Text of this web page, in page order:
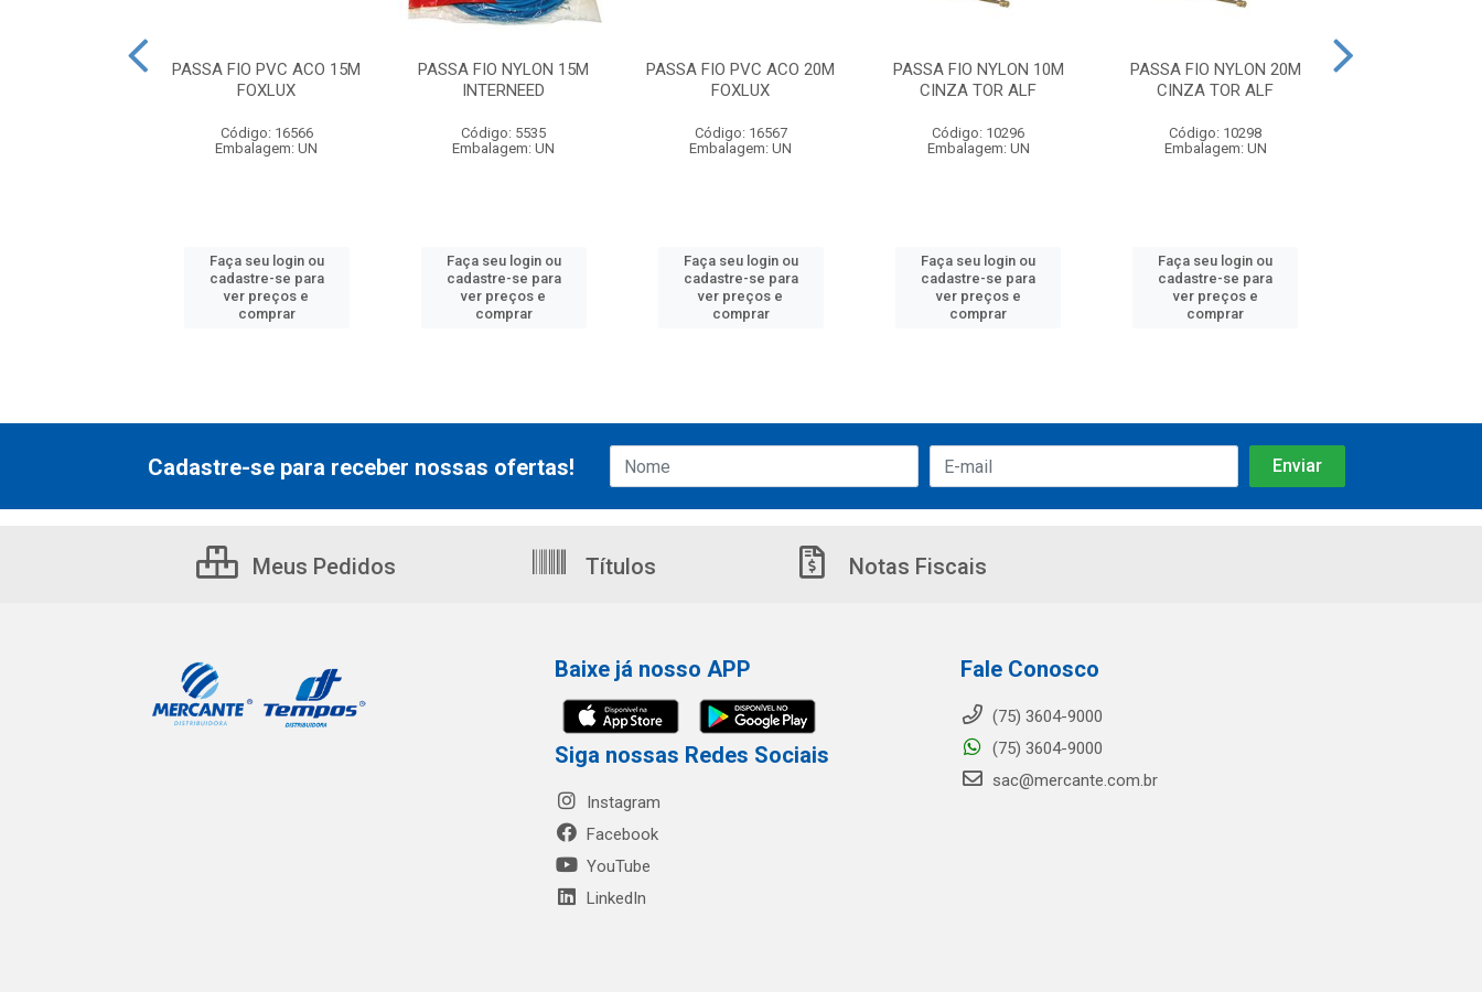
PASSA FIO PVC ACO 15M
FOXLUX
Código: 16566
Embalagem: UN
Faça seu login ou
cadastre-se para
ver preços e
comprar
PASSA FIO NYLON 15M
INTERNEED
Código: 5535
Embalagem: UN
Faça seu login ou
cadastre-se para
ver preços e
comprar
PASSA FIO PVC ACO 20M
FOXLUX
Código: 16567
Embalagem: UN
Faça seu login ou
cadastre-se para
ver preços e
comprar
PASSA FIO NYLON 10M
CINZA TOR ALF
Código: 10296
Embalagem: UN
Faça seu login ou
cadastre-se para
ver preços e
comprar
PASSA FIO NYLON 20M
CINZA TOR ALF
Código: 10298
Embalagem: UN
Faça seu login ou
cadastre-se para
ver preços e
comprar
Cadastre-se para receber nossas ofertas!
Meus Pedidos Títulos Notas Fiscais
Baixe já nosso APP
Siga nossas Redes Sociais
Instagram
Facebook
YouTube
LinkedIn
Fale Conosco
(75) 3604-9000
(75) 3604-9000
sac@mercante.com.br